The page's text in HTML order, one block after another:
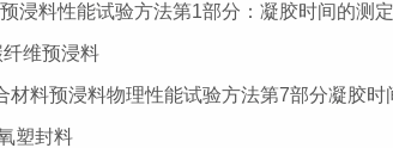
浸料性能试验方法第1部分：凝胶时间的测定
维预浸料
材料预浸料物理性能试验方法第7部分凝胶时
塑封料